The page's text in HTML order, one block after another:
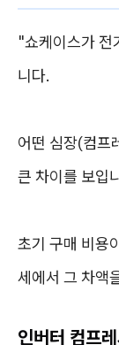
"쇼케이스가 전
니다.
어떤 심장(컴프
큰 차이를 보입
초기 구매 비용
세에서 그 차액
인버터 컴프